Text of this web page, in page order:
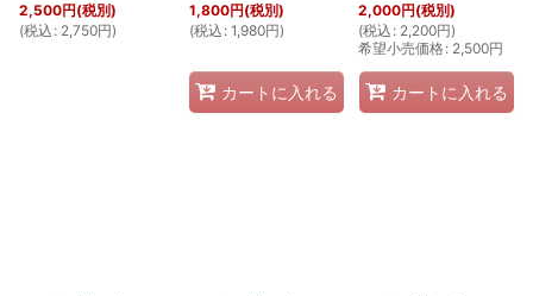
2,500円(税別)
(税込 : 2,750円)
1,800円(税別)
(税込 : 1,980円)
カートに入れる
2,000円(税別)
(税込 : 2,200円)
希望小売価格: 2,500円
カートに入れる